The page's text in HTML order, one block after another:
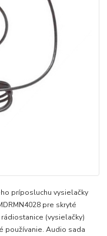
príposluchu vysielačky
pre skryté
(vysielačky)
používanie. Audio sada